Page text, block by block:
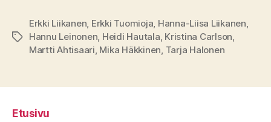
Avainsanat
Erkki Liikanen, Erkki Tuomioja, Hanna-Liisa Liikanen,
Hannu Leinonen, Heidi Hautala, Kristina Carlson,
Martti Ahtisaari, Mika Häkkinen, Tarja Halonen
Etusivu